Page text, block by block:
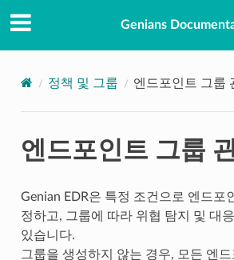
Genians
정책 및 그룹 엔드포인트 그룹
엔드포인트 그룹
Genian EDR은 특정 조건으로 엔드포
정하고, 그룹에 따라 위협 탐지 및 대
있습니다.
그룹을 생성하지 않는 경우, 모든 엔